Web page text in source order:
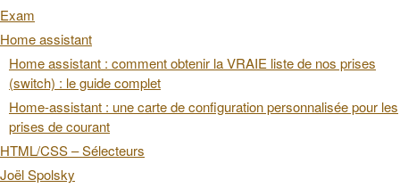
Exam
Home assistant
Home assistant : comment obtenir la VRAIE liste de nos prises
(switch) : le guide complet
Home-assistant : une carte de configuration personnalisée pour les
prises de courant
HTML/CSS – Sélecteurs
Joël Spolsky